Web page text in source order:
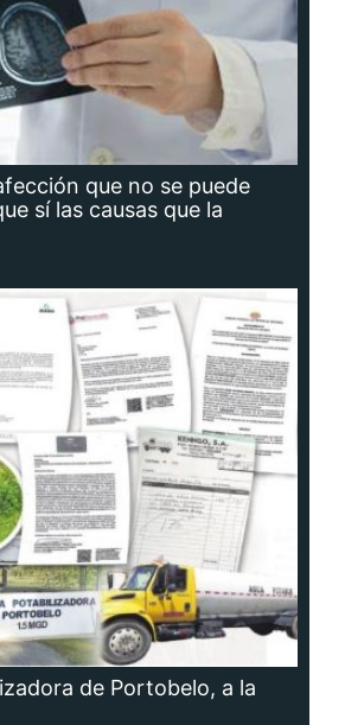
que no se puede
sí las causas que la
de Portobelo, a la